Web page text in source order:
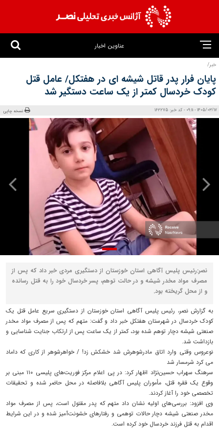
عناوین اخبار
خبر/
پایان فرار پدر قاتل شیشه ای در هفتکل/ عامل قتل
کودک خردسال کمتر از یک ساعت دستگیر شد
1405/03/17 - 09:11 - کد خبر: 162275 نسخه چاپی
نصر:رئیس پلیس آگاهی استان خوزستان از دستگیری مردی خبر داد که پس از
مصرف مواد مخدر شیشه و در حالت توهم، پسر خردسال خود را به قتل رسانده
و از محل گریخته بود.
به گزارش نصر، رئیس پلیس آگاهی استان خوزستان از دستگیری سریع عامل قتل یک
کودک خردسال در شهرستان هفتکل خبر داد و گفت: متهم که پس از مصرف مواد مخدر
صنعتی شیشه دچار توهم شده بود، کمتر از یک ساعت پس از ارتکاب جنایت شناسایی و
بازداشت شد.
نوعروس وقتی وارد اتاق مادرشوهرش شد خشکش زد! / خواهرشوهر از کاری که داماد
می کرد شرمسار شد
سرهنگ سهراب حسین‌نژاد اظهار کرد: در پی اعلام مرکز فوریت‌های پلیسی ۱۱۰ مبنی بر
وقوع یک فقره قتل، مأموران پلیس آگاهی بلافاصله در محل حاضر شده و تحقیقات
تخصصی خود را آغاز کردند.
وی افزود: بررسی‌های اولیه نشان داد متهم که پدر مقتول است، پس از مصرف مواد
مخدر صنعتی شیشه دچار حالات توهمی و رفتارهای خشونت‌آمیز شده و در این شرایط
اقدام به قتل فرزند خردسال خود کرده است.